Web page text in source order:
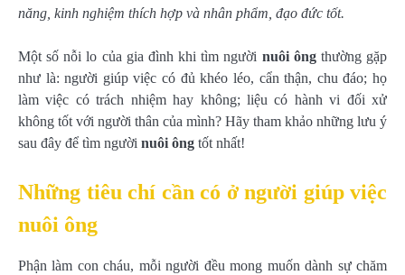
năng, kinh nghiệm thích hợp và nhân phẩm, đạo đức tốt.
Một số nỗi lo của gia đình khi tìm người nuôi ôngthường gặp
như là: người giúp việc có đủ khéo léo, cẩn thận, chu đáo; họ
làm việc có trách nhiệm hay không; liệu có hành vi đối xử
không tốt với người thân của mình? Hãy tham khảo những lưu ý
sau đây để tìm người nuôi ông tốt nhất!
Những tiêu chí cần có ở người giúp việc
nuôi ông
Phận làm con cháu, mỗi người đều mong muốn dành sự chăm